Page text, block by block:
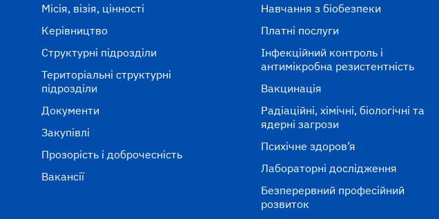
Місія, візія, цінності
Керівництво
Структурні підрозділи
Територіальні структурні
підрозділи
Документи
Закупівлі
Прозорість і доброчесність
Вакансії
Навчання з біобезпеки
Платні послуги
Інфекційний контроль і
антимікробна резистентність
Вакцинація
Радіаційні, хімічні, біологічні та
ядерні загрози
Психічне здоров’я
Лабораторні дослідження
Безперервний професійний
розвиток